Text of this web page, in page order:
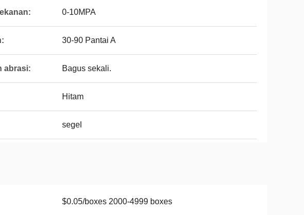
0-10MPA
30-90 Pantai A
abrasi: Bagus sekali.
Hitam
segel
$0.05/boxes 2000-4999 boxes